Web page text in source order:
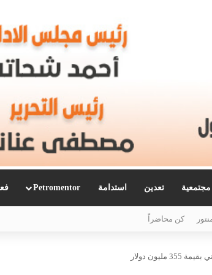
تعدين استدامة Petromentor
كن محاضراً
دولار